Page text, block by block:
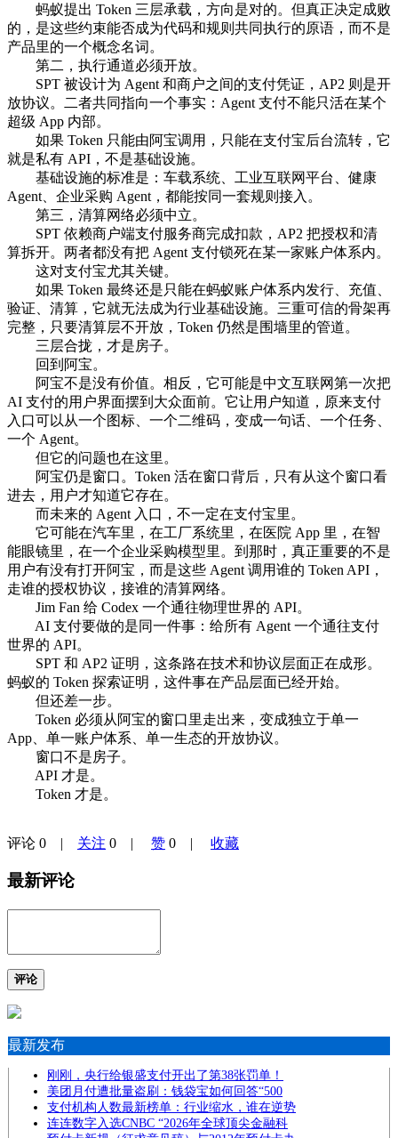
蚂蚁提出 Token 三层承载，方向是对的。但真正决定成败
的，是这些约束能否成为代码和规则共同执行的原语，而不是
产品里的一个概念名词。
第二，执行通道必须开放。
SPT 被设计为 Agent 和商户之间的支付凭证，AP2 则是开
放协议。二者共同指向一个事实：Agent 支付不能只活在某个
超级 App 内部。
如果 Token 只能由阿宝调用，只能在支付宝后台流转，它
就是私有 API，不是基础设施。
基础设施的标准是：车载系统、工业互联网平台、健康
Agent、企业采购 Agent，都能按同一套规则接入。
第三，清算网络必须中立。
SPT 依赖商户端支付服务商完成扣款，AP2 把授权和清
算拆开。两者都没有把 Agent 支付锁死在某一家账户体系内。
这对支付宝尤其关键。
如果 Token 最终还是只能在蚂蚁账户体系内发行、充值、
验证、清算，它就无法成为行业基础设施。三重可信的骨架再
完整，只要清算层不开放，Token 仍然是围墙里的管道。
三层合拢，才是房子。
回到阿宝。
阿宝不是没有价值。相反，它可能是中文互联网第一次把
AI 支付的用户界面摆到大众面前。它让用户知道，原来支付
入口可以从一个图标、一个二维码，变成一句话、一个任务、
一个 Agent。
但它的问题也在这里。
阿宝仍是窗口。Token 活在窗口背后，只有从这个窗口看
进去，用户才知道它存在。
而未来的 Agent 入口，不一定在支付宝里。
它可能在汽车里，在工厂系统里，在医院 App 里，在智
能眼镜里，在一个企业采购模型里。到那时，真正重要的不是
用户有没有打开阿宝，而是这些 Agent 调用谁的 Token API，
走谁的授权协议，接谁的清算网络。
Jim Fan 给 Codex 一个通往物理世界的 API。
AI 支付要做的是同一件事：给所有 Agent 一个通往支付
世界的 API。
SPT 和 AP2 证明，这条路在技术和协议层面正在成形。
蚂蚁的 Token 探索证明，这件事在产品层面已经开始。
但还差一步。
Token 必须从阿宝的窗口里走出来，变成独立于单一
App、单一账户体系、单一生态的开放协议。
窗口不是房子。
API 才是。
Token 才是。
评论 0 | 关注 0 | 赞 0 | 收藏
最新评论
评论
最新发布
刚刚，央行给银盛支付开出了第38张罚单！
美团月付遭批量盗刷：钱袋宝如何回答“500
支付机构人数最新榜单：行业缩水，谁在逆势
连连数字入选CNBC “2026年全球顶尖金融科